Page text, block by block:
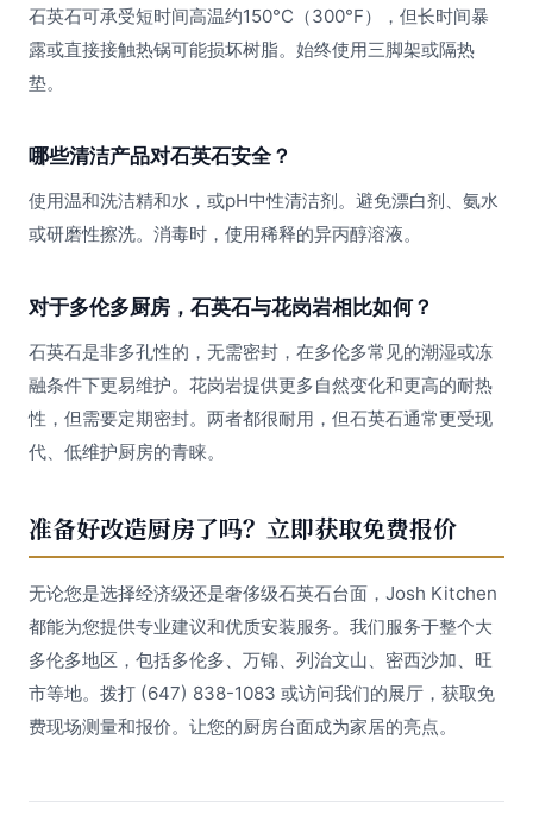
石英石可承受短时间高温约150°C（300°F），但长时间暴
露或直接接触热锅可能损坏树脂。始终使用三脚架或隔热
垫。
哪些清洁产品对石英石安全？
使用温和洗洁精和水，或pH中性清洁剂。避免漂白剂、氨水
或研磨性擦洗。消毒时，使用稀释的异丙醇溶液。
对于多伦多厨房，石英石与花岗岩相比如何？
石英石是非多孔性的，无需密封，在多伦多常见的潮湿或冻
融条件下更易维护。花岗岩提供更多自然变化和更高的耐热
性，但需要定期密封。两者都很耐用，但石英石通常更受现
代、低维护厨房的青睐。
准备好改造厨房了吗？立即获取免费报价
无论您是选择经济级还是奢侈级石英石台面，Josh Kitchen
都能为您提供专业建议和优质安装服务。我们服务于整个大
多伦多地区，包括多伦多、万锦、列治文山、密西沙加、旺
市等地。拨打 (647) 838-1083 或访问我们的展厅，获取免
费现场测量和报价。让您的厨房台面成为家居的亮点。